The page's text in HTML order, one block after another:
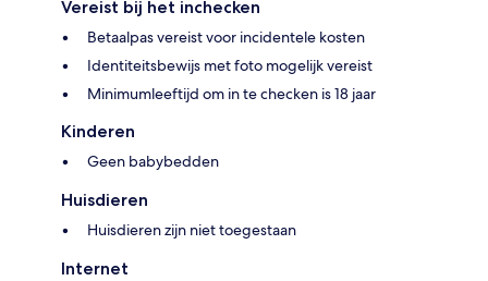
Vereist bij het inchecken
Betaalpas vereist voor incidentele kosten
Identiteitsbewijs met foto mogelijk vereist
Minimumleeftijd om in te checken is 18 jaar
Kinderen
Geen babybedden
Huisdieren
Huisdieren zijn niet toegestaan
Internet